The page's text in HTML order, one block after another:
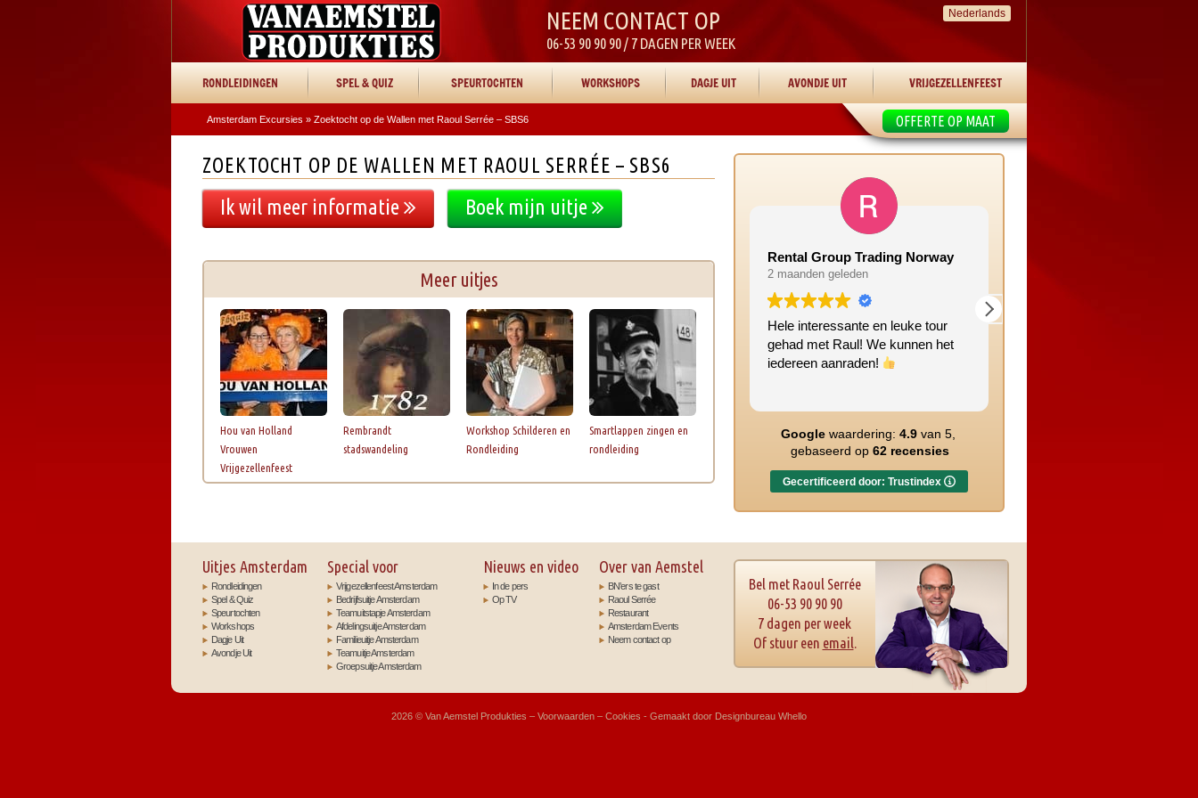
NEEM CONTACT OP
06-53 90 90 90 / 7 DAGEN PER WEEK
Nederlands
RONDLEIDINGEN SPEL & QUIZ SPEURTOCHTEN WORKSHOPS DAGJE UIT AVONDJE UIT VRIJGEZELLENFEEST
OFFERTE OP MAAT
Amsterdam Excursies » Zoektocht op de Wallen met Raoul Serrée – SBS6
ZOEKTOCHT OP DE WALLEN MET RAOUL SERRÉE – SBS6
Ik wil meer informatie Boek mijn uitje
Meer uitjes
Hou van Holland
Vrouwen
Vrijgezellenfeest
Rembrandt
stadswandeling
Workshop Schilderen en
Rondleiding
Smartlappen zingen en
rondleiding
Rental Group Trading Norway
2 maanden geleden
Hele interessante en leuke tour
gehad met Raul! We kunnen het
iedereen aanraden!
Googlewaardering: 4.9van 5,
gebaseerd op 62 recensies
Gecertificeerd door: Trustindex
Uitjes Amsterdam
Rondleidingen
Spel & Quiz
Speurtochten
Workshops
Dagje Uit
Avondje Uit
Special voor
Vrijgezellenfeest Amsterdam
Bedrijfsuitje Amsterdam
Teamuitstapje Amsterdam
Afdelingsuitje Amsterdam
Familieuitje Amsterdam
Teamuitje Amsterdam
Groepsuitje Amsterdam
Nieuws en video
In de pers
Op TV
Over van Aemstel
BN’ers te gast
Raoul Serrée
Restaurant
Amsterdam Events
Neem contact op
Bel met Raoul Serrée
06-53 90 90 90
7 dagen per week
Of stuur een email.
2026 © Van Aemstel Produkties – Voorwaarden – Cookies - Gemaakt door Designbureau Whello